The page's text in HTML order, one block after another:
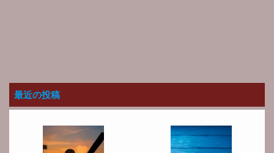
最近の投稿